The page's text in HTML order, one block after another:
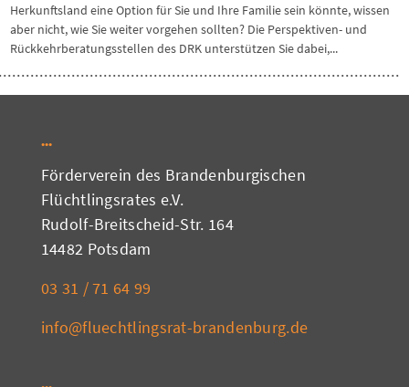
Herkunftsland eine Option für Sie und Ihre Familie sein könnte, wissen
aber nicht, wie Sie weiter vorgehen sollten? Die Perspektiven- und
Rückkehrberatungsstellen des DRK unterstützen Sie dabei,...
Förderverein des Brandenburgischen
Flüchtlingsrates e.V.
Rudolf-Breitscheid-Str. 164
14482 Potsdam
03 31 / 71 64 99
info@fluechtlingsrat-brandenburg.de